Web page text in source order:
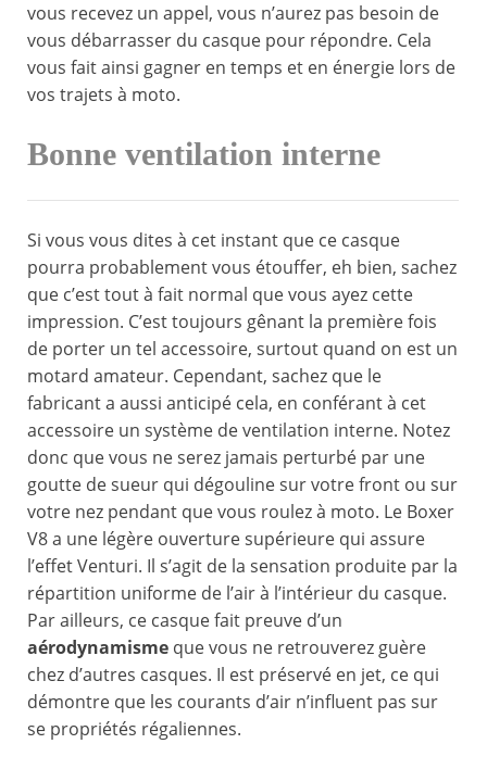
vous recevez un appel, vous n’aurez pas besoin de
vous débarrasser du casque pour répondre. Cela
vous fait ainsi gagner en temps et en énergie lors de
vos trajets à moto.
Bonne ventilation interne
Si vous vous dites à cet instant que ce casque
pourra probablement vous étouffer, eh bien, sachez
que c’est tout à fait normal que vous ayez cette
impression. C’est toujours gênant la première fois
de porter un tel accessoire, surtout quand on est un
motard amateur. Cependant, sachez que le
fabricant a aussi anticipé cela, en conférant à cet
accessoire un système de ventilation interne. Notez
donc que vous ne serez jamais perturbé par une
goutte de sueur qui dégouline sur votre front ou sur
votre nez pendant que vous roulez à moto. Le Boxer
V8 a une légère ouverture supérieure qui assure
l’effet Venturi. Il s’agit de la sensation produite par la
répartition uniforme de l’air à l’intérieur du casque.
Par ailleurs, ce casque fait preuve d’un
aérodynamisme que vous ne retrouverez guère
chez d’autres casques. Il est préservé en jet, ce qui
démontre que les courants d’air n’influent pas sur
se propriétés régaliennes.